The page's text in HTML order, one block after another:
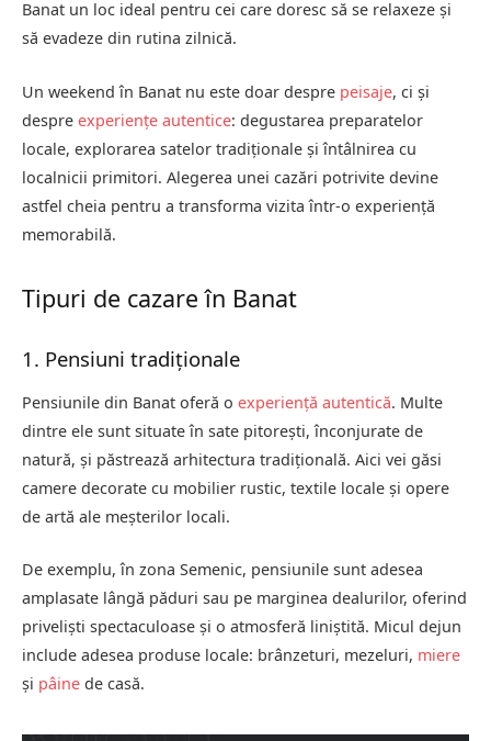
Banat un loc ideal pentru cei care doresc să se relaxeze și
să evadeze din rutina zilnică.
Un weekend în Banat nu este doar despre peisaje, ci și
despre experiențe autentice: degustarea preparatelor
locale, explorarea satelor tradiționale și întâlnirea cu
localnicii primitori. Alegerea unei cazări potrivite devine
astfel cheia pentru a transforma vizita într-o experiență
memorabilă.
Tipuri de cazare în Banat
1. Pensiuni tradiționale
Pensiunile din Banat oferă o experiență autentică. Multe
dintre ele sunt situate în sate pitorești, înconjurate de
natură, și păstrează arhitectura tradițională. Aici vei găsi
camere decorate cu mobilier rustic, textile locale și opere
de artă ale meșterilor locali.
De exemplu, în zona Semenic, pensiunile sunt adesea
amplasate lângă păduri sau pe marginea dealurilor, oferind
priveliști spectaculoase și o atmosferă liniștită. Micul dejun
include adesea produse locale: brânzeturi, mezeluri, miere
și pâine de casă.